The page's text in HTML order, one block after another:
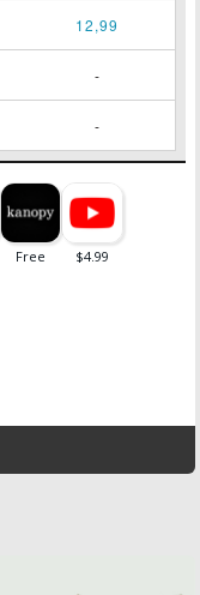
12,99
-
-